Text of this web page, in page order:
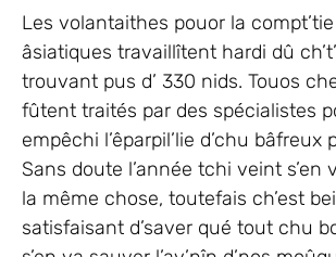
Les volantaithes pouor la
âsiatiques travaillîtent hardi dû
trouvant pus d’ 330 nids. Touos
fûtent traités par des spécialistes
empêchi l’êparpil’lie d’chu bâfreux
Sans doute l’année tchi veint s’en
la même chose, toutefais ch’est
satisfaisant d’saver qué tout chu